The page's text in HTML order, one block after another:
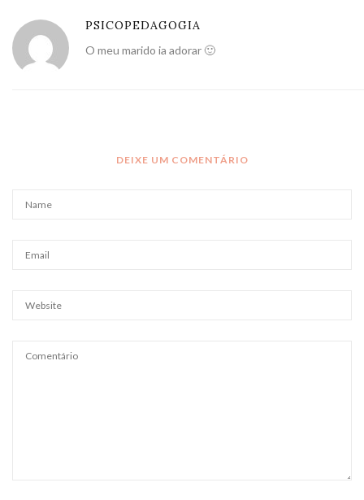
PSICOPEDAGOGIA
O meu marido ia adorar 🙂
DEIXE UM COMENTÁRIO